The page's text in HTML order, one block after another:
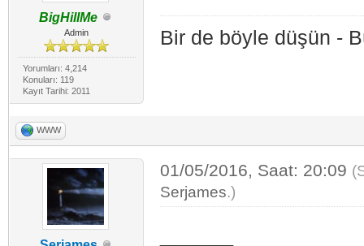
BigHillMe
Admin
Yorumları: 4,214
Konuları: 119
Kayıt Tarihi: 2011
Bir de böyle düşün -
WWW
01/05/2016, Saat: 20:09
Serjames.)